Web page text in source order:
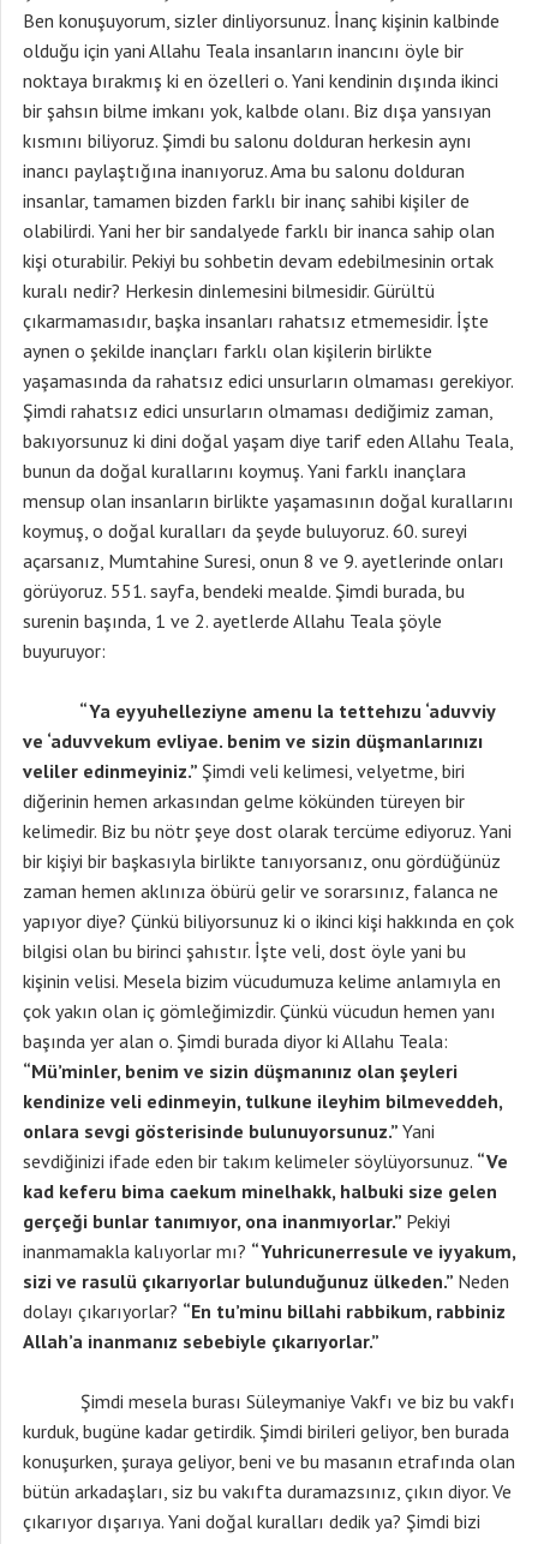
Ben konuşuyorum, sizler dinliyorsunuz. İnanç kişinin kalbinde
olduğu için yani Allahu Teala insanların inancını öyle bir
noktaya bırakmış ki en özelleri o. Yani kendinin dışında ikinci
bir şahsın bilme imkanı yok, kalbde olanı. Biz dışa yansıyan
kısmını biliyoruz. Şimdi bu salonu dolduran herkesin aynı
inancı paylaştığına inanıyoruz. Ama bu salonu dolduran
insanlar, tamamen bizden farklı bir inanç sahibi kişiler de
olabilirdi. Yani her bir sandalyede farklı bir inanca sahip olan
kişi oturabilir. Pekiyi bu sohbetin devam edebilmesinin ortak
kuralı nedir? Herkesin dinlemesini bilmesidir. Gürültü
çıkarmamasıdır, başka insanları rahatsız etmemesidir. İşte
aynen o şekilde inançları farklı olan kişilerin birlikte
yaşamasında da rahatsız edici unsurların olmaması gerekiyor.
Şimdi rahatsız edici unsurların olmaması dediğimiz zaman,
bakıyorsunuz ki dini doğal yaşam diye tarif eden Allahu Teala,
bunun da doğal kurallarını koymuş. Yani farklı inançlara
mensup olan insanların birlikte yaşamasının doğal kurallarını
koymuş, o doğal kuralları da şeyde buluyoruz. 60. sureyi
açarsanız, Mumtahine Suresi, onun 8 ve 9. ayetlerinde onları
görüyoruz. 551. sayfa, bendeki mealde. Şimdi burada, bu
surenin başında, 1 ve 2. ayetlerde Allahu Teala şöyle
buyuruyor:
“Ya eyyuhelleziyne amenu la tettehızu ‘aduvviy
ve ‘aduvvekum evliyae. benim ve sizin düşmanlarınızı
veliler edinmeyiniz.” Şimdi veli kelimesi, velyetme, biri
diğerinin hemen arkasından gelme kökünden türeyen bir
kelimedir. Biz bu nötr şeye dost olarak tercüme ediyoruz. Yani
bir kişiyi bir başkasıyla birlikte tanıyorsanız, onu gördüğünüz
zaman hemen aklınıza öbürü gelir ve sorarsınız, falanca ne
yapıyor diye? Çünkü biliyorsunuz ki o ikinci kişi hakkında en çok
bilgisi olan bu birinci şahıstır. İşte veli, dost öyle yani bu
kişinin velisi. Mesela bizim vücudumuza kelime anlamıyla en
çok yakın olan iç gömleğimizdir. Çünkü vücudun hemen yanı
başında yer alan o. Şimdi burada diyor ki Allahu Teala:
“Mü’minler, benim ve sizin düşmanınız olan şeyleri
kendinize veli edinmeyin, tulkune ileyhim bilmeveddeh,
onlara sevgi gösterisinde bulunuyorsunuz.” Yani
sevdiğinizi ifade eden bir takım kelimeler söylüyorsunuz. “Ve
kad keferu bima caekum minelhakk, halbuki size gelen
gerçeği bunlar tanımıyor, ona inanmıyorlar.” Pekiyi
inanmamakla kalıyorlar mı? “Yuhricunerresule ve iyyakum,
sizi ve rasulü çıkarıyorlar bulunduğunuz ülkeden.” Neden
dolayı çıkarıyorlar? “En tu’minu billahi rabbikum, rabbiniz
Allah’a inanmanız sebebiyle çıkarıyorlar.”
Şimdi mesela burası Süleymaniye Vakfı ve biz bu vakfı
kurduk, bugüne kadar getirdik. Şimdi birileri geliyor, ben burada
konuşurken, şuraya geliyor, beni ve bu masanın etrafında olan
bütün arkadaşları, siz bu vakıfta duramazsınız, çıkın diyor. Ve
çıkarıyor dışarıya. Yani doğal kuralları dedik ya? Şimdi bizi